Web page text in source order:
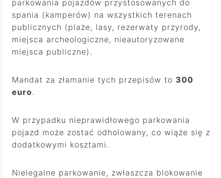
parkowania pojazdów przystosowanych do
spania (kamperów) na wszystkich terenach
publicznych (plaże, lasy, rezerwaty przyrody,
miejsca archeologiczne, nieautoryzowane
miejsca publiczne).
Mandat za złamanie tych przepisów to 300
euro.
W przypadku nieprawidłowego parkowania
pojazd może zostać odholowany, co wiąże się z
dodatkowymi kosztami.
Nielegalne parkowanie, zwłaszcza blokowanie